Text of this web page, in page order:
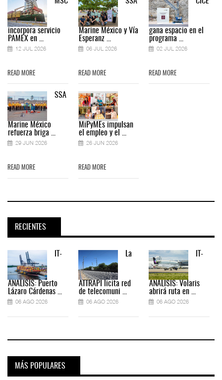
incorpora servicio
PAMEX en ...
12 JUL 2026
READ MORE
SSA
Marine México
refuerza briga ...
29 JUN 2026
READ MORE
Marine México y Vía
Esperanz ...
06 JUL 2026
READ MORE
MiPyMEs impulsan
el empleo y el ...
26 JUN 2026
READ MORE
gana espacio en el
programa ...
02 JUL 2026
READ MORE
RECIENTES
IT-
ANÁLISIS: Puerto
Lázaro Cárdenas ...
06 AGO 2026
La
ATTRAPI licita red
de telecomuni ...
06 AGO 2026
IT-
ANÁLISIS: Volaris
abrirá ruta en ...
06 AGO 2026
MÁS POPULARES